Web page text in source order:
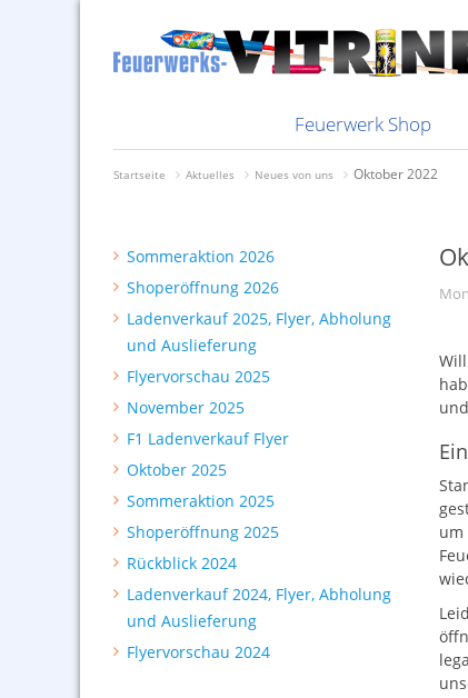
Feuerwerk Shop
Bunte Feuerwerksvitrine
Kisten
Raketen
2026
Silvester 2025
Shoperöffnung 2026
Ladenverkauf 2025, Flyer,
Depyfag, Pyrofa &
Silberhütte
Mindestbestellwert
Selbstabholung Rabatte
Startseite Aktuelles Neues von uns Oktober 2022
Sommeraktion 2026
Shoperöffnung 2026
Ladenverkauf 2025, Flyer, Abholung
und Auslieferung
Flyervorschau 2025
November 2025
F1 Ladenverkauf Flyer
Oktober 2025
Sommeraktion 2025
Shoperöffnung 2025
Rückblick 2024
Ladenverkauf 2024, Flyer, Abholung
und Auslieferung
Flyervorschau 2024
um